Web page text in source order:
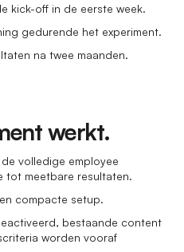
kick-off in de eerste week.
gedurende het experiment.
na twee maanden.
werkt.
volledige employee
tot meetbare resultaten.
compacte setup.
bestaande content
worden vooraf